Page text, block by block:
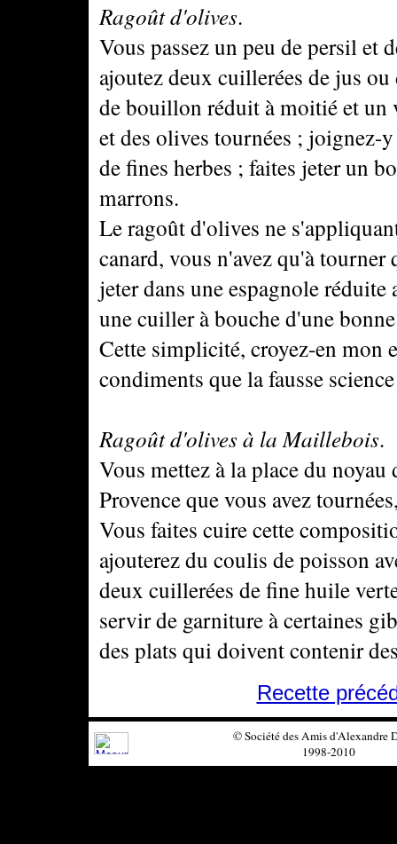
Ragoût d'olives.
Vous passez un peu de persil et
ajoutez deux cuillerées de jus
de bouillon réduit à moitié et un
et des olives tournées ; joignez-
de fines herbes ; faites jeter un
marrons.
Le ragoût d'olives ne
canard, vous n'avez qu'à
jeter dans une espagnole
une cuiller à bouche d'une
Cette simplicité, croyez-en mon
condiments que la fausse
Ragoût d'olives à la Maillebois.
Vous mettez à la place du
Provence que vous avez
Vous faites cuire cette
ajouterez du coulis de poisson
deux cuillerées de fine huile
servir de garniture à certaines
des plats qui doivent contenir
Recette
© Société des Amis d'Alexandre
1998-2010